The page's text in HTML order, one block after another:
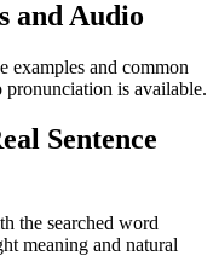
and Audio
examples and common
pronunciation is available.
Sentence
the searched word
meaning and natural